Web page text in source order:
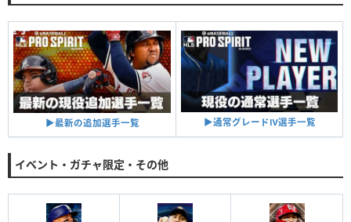
▶︎最新の追加選手一覧 ▶︎通常グレードⅣ選手一覧
イベント・ガチャ限定・その他